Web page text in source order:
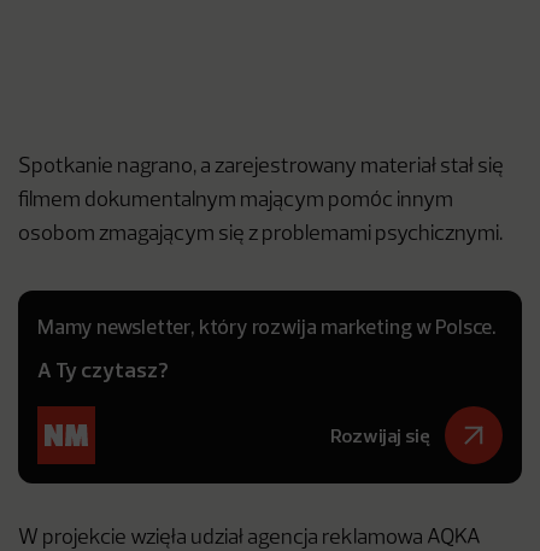
Spotkanie nagrano, a zarejestrowany materiał stał się
filmem dokumentalnym mającym pomóc innym
osobom zmagającym się z problemami psychicznymi.
Mamy newsletter, który rozwija marketing w Polsce.
A Ty czytasz?
Rozwijaj się
W projekcie wzięła udział agencja reklamowa AQKA